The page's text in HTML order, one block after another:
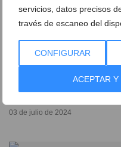
servicios, datos precisos
través de escaneo del
CONFIGURAR
ACEPTAR
La Concejalía de
lanzan un nuevo
teatral
03 de julio de 2024